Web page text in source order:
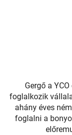
Gergő a
foglalkozik
ahány éves
foglalni a